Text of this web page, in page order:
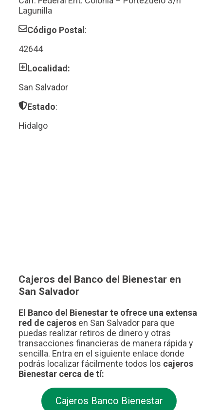
Lagunilla
Código Postal:
42644
Localidad:
San Salvador
Estado:
Hidalgo
Cajeros del Banco del Bienestar en
San Salvador
El Banco del Bienestar te ofrece una extensa
red de cajeros en San Salvador para que
puedas realizar retiros de dinero y otras
transacciones financieras de manera rápida y
sencilla. Entra en el siguiente enlace donde
podrás localizar fácilmente todos los cajeros
Bienestar cerca de tí:
Cajeros Banco Bienestar